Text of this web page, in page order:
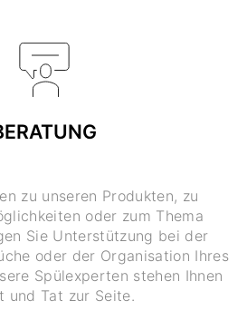
zu unseren Produkten, zu
oder zum Thema
Sie Unterstützung bei der
oder der Organisation Ihres
Spülexperten stehen Ihnen
und Tat zur Seite.